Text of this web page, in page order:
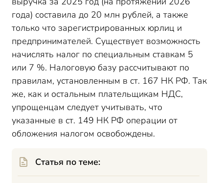
года) составила до 20 млн рублей, а также
только что зарегистрированных юрлиц и
предпринимателей. Существует возможность
начислять налог по специальным ставкам 5
или 7 %. Налоговую базу рассчитывают по
правилам, установленным в ст. 167 НК РФ. Так
же, как и остальным плательщикам НДС,
упрощенцам следует учитывать, что
указанные в ст. 149 НК РФ операции от
обложения налогом освобождены.
Статья по теме: